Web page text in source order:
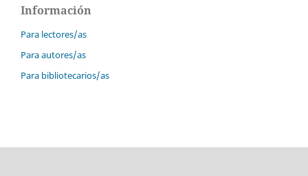
Información
Para lectores/as
Para autores/as
Para bibliotecarios/as